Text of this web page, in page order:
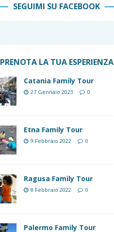
SEGUIMI SU FACEBOOK
PRENOTA LA TUA ESPERIENZA
Catania Family Tour
27 Gennaio 2023 0
Etna Family Tour
9 Febbraio 2022 0
Ragusa Family Tour
8 Febbraio 2022 0
Palermo Family Tour